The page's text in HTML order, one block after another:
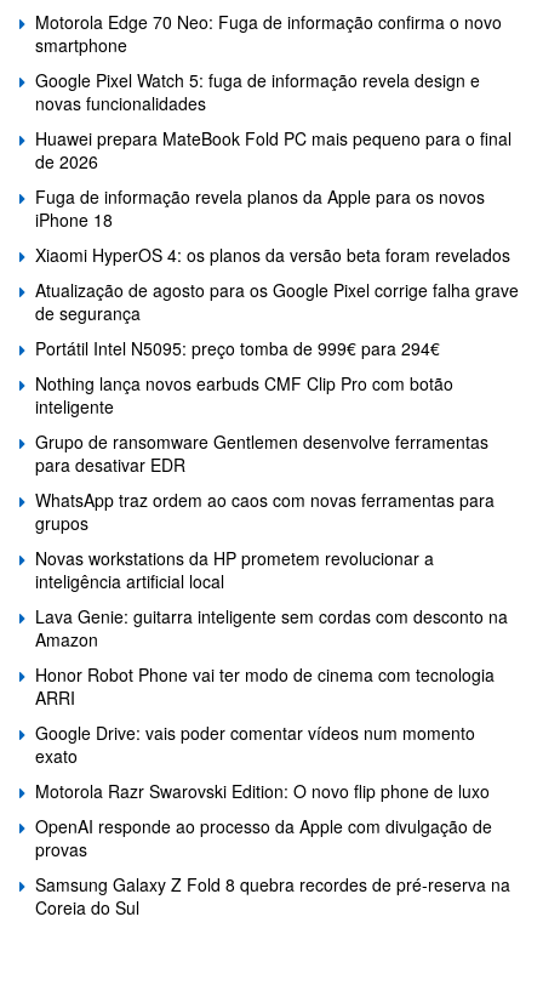
Motorola Edge 70 Neo: Fuga de informação confirma o novo
smartphone
Google Pixel Watch 5: fuga de informação revela design e
novas funcionalidades
Huawei prepara MateBook Fold PC mais pequeno para o final
de 2026
Fuga de informação revela planos da Apple para os novos
iPhone 18
Xiaomi HyperOS 4: os planos da versão beta foram revelados
Atualização de agosto para os Google Pixel corrige falha grave
de segurança
Portátil Intel N5095: preço tomba de 999€ para 294€
Nothing lança novos earbuds CMF Clip Pro com botão
inteligente
Grupo de ransomware Gentlemen desenvolve ferramentas
para desativar EDR
WhatsApp traz ordem ao caos com novas ferramentas para
grupos
Novas workstations da HP prometem revolucionar a
inteligência artificial local
Lava Genie: guitarra inteligente sem cordas com desconto na
Amazon
Honor Robot Phone vai ter modo de cinema com tecnologia
ARRI
Google Drive: vais poder comentar vídeos num momento
exato
Motorola Razr Swarovski Edition: O novo flip phone de luxo
OpenAI responde ao processo da Apple com divulgação de
provas
Samsung Galaxy Z Fold 8 quebra recordes de pré-reserva na
Coreia do Sul